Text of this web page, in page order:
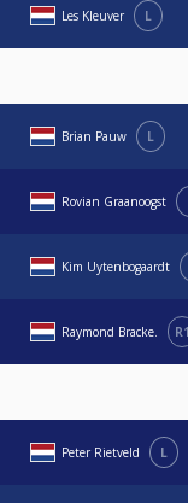
Les Kleuver L
Brian Pauw L
Rovian Graanoogst
Kim Uytenbogaardt
Raymond Bracke.
Peter Rietveld L